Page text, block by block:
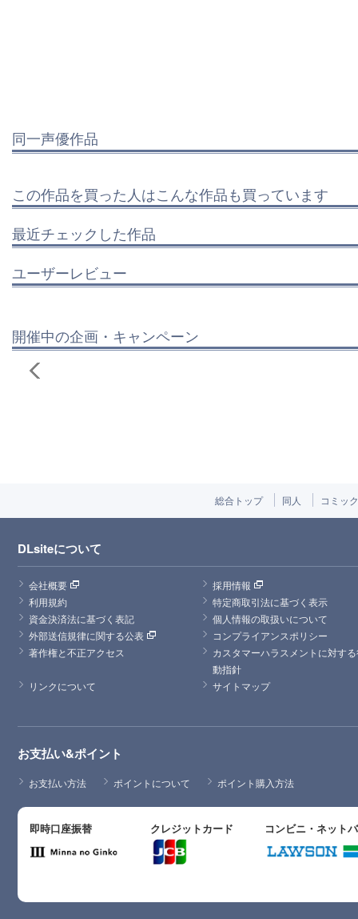
同一声優作品
この作品を買った人はこんな作品も買っています
最近チェックした作品
ユーザーレビュー
開催中の企画・キャンペーン
総合トップ 同人 コミッ
DLsiteについて
会社概要
採用情報
利用規約
特定商取引法に基づく表示
資金決済法に基づく表記
個人情報の取扱いについて
外部送信規律に関する公表
コンプライアンスポリシー
著作権と不正アクセス
カスタマーハラスメントに対す
動指針
リンクについて
サイトマップ
お支払い&ポイント
お支払い方法 ポイントについて ポイント購入方法
即時口座振替 クレジットカード コンビニ・ネット